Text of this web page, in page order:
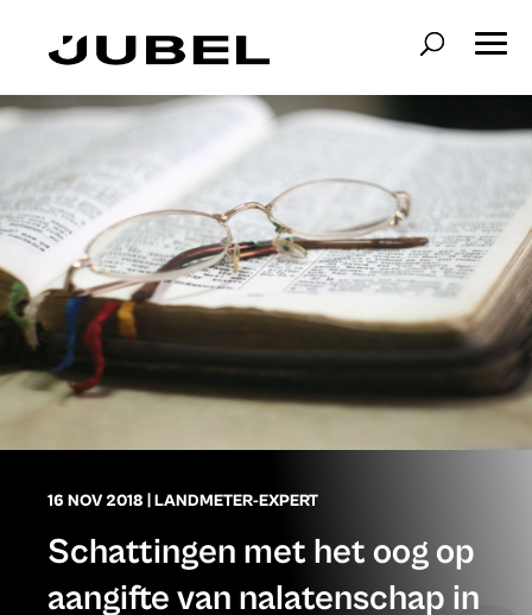
16 NOV 2018 |LANDMETER-EXPERT
Schattingen met het oog op
aangifte van nalatenschap in